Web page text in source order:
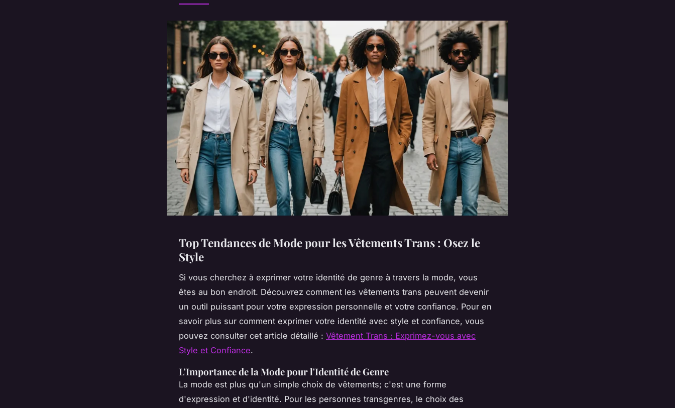
Top Tendances de Mode pour les Vêtements Trans : Osez le
Style
Si vous cherchez à exprimer votre identité de genre à travers la mode, vous
êtes au bon endroit. Découvrez comment les vêtements trans peuvent devenir
un outil puissant pour votre expression personnelle et votre confiance. Pour en
savoir plus sur comment exprimer votre identité avec style et confiance, vous
pouvez consulter cet article détaillé : Vêtement Trans : Exprimez-vous avec
Style et Confiance.
L'Importance de la Mode pour l'Identité de Genre
La mode est plus qu'un simple choix de vêtements; c'est une forme
d'expression et d'identité. Pour les personnes transgenres, le choix des